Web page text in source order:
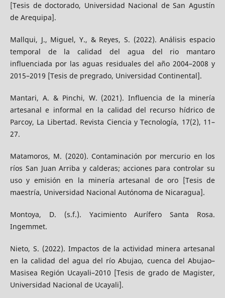
[Tesis de doctorado, Universidad Nacional de San Agustín
de Arequipa].
Mallqui, J., Miguel, Y., & Reyes, S. (2022). Análisis espacio
temporal de la calidad del agua del rio mantaro
influenciada por las aguas residuales del año 2004–2008 y
2015–2019 [Tesis de pregrado, Universidad Continental].
Mantari, A. & Pinchi, W. (2021). Influencia de la minería
artesanal e informal en la calidad del recurso hídrico de
Parcoy, La Libertad. Revista Ciencia y Tecnología, 17(2), 11–
27.
Matamoros, M. (2020). Contaminación por mercurio en los
ríos San Juan Arriba y calderas; acciones para controlar su
uso y emisión en la minería artesanal de oro [Tesis de
maestría, Universidad Nacional Autónoma de Nicaragua].
Montoya, D. (s.f.). Yacimiento Aurífero Santa Rosa.
Ingemmet.
Nieto, S. (2022). Impactos de la actividad minera artesanal
en la calidad del agua del río Abujao, cuenca del Abujao–
Masisea Región Ucayali–2010 [Tesis de grado de Magister,
Universidad Nacional de Ucayali].